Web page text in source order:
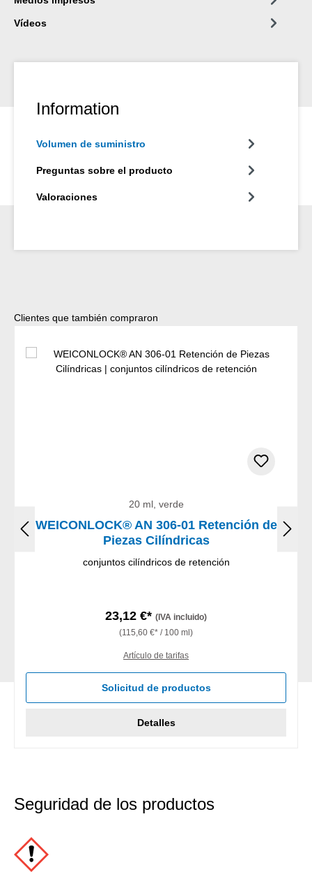
Vídeos
Information
Volumen de suministro
Preguntas sobre el producto
Valoraciones
Omitir la galería de productos
Clientes que también compraron
20 ml, verde
WEICONLOCK® AN 306-01 Retención de
Piezas Cilíndricas
conjuntos cilíndricos de retención
23,12 €* (IVA incluido)
(115,60 €* / 100 ml)
Artículo de tarifas
Solicitud de productos
Detalles
Seguridad de los productos